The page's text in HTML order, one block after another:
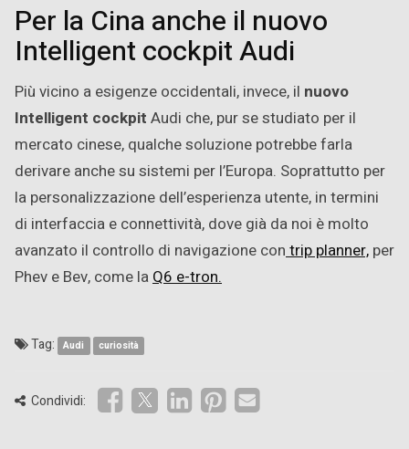
Per la Cina anche il nuovo
Intelligent cockpit Audi
Più vicino a esigenze occidentali, invece, il nuovo
Intelligent cockpit Audi che, pur se studiato per il
mercato cinese, qualche soluzione potrebbe farla
derivare anche su sistemi per l’Europa. Soprattutto per
la personalizzazione dell’esperienza utente, in termini
di interfaccia e connettività, dove già da noi è molto
avanzato il controllo di navigazione con trip planner, per
Phev e Bev, come la Q6 e-tron.
Tag: Audi curiosità
Condividi: